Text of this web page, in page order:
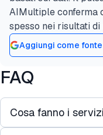
AIMultiple conferma
spesso nei risultati di
Aggiungi come
FAQ
Cosa fanno i